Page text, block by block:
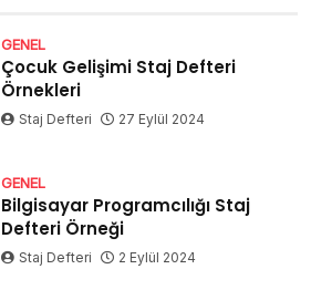
GENEL
Çocuk Gelişimi Staj Defteri
Örnekleri
Staj Defteri 27 Eylül 2024
GENEL
Bilgisayar Programcılığı Staj
Defteri Örneği
Staj Defteri 2 Eylül 2024